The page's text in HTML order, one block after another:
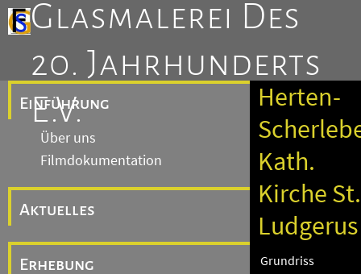
Glasmalerei Des
20. Jahrhunderts
E.V.
Einführung
Über uns
Filmdokumentation
Aktuelles
Erhebung
Herten-
Kath.
Kirche St.
Ludgerus
Grundriss